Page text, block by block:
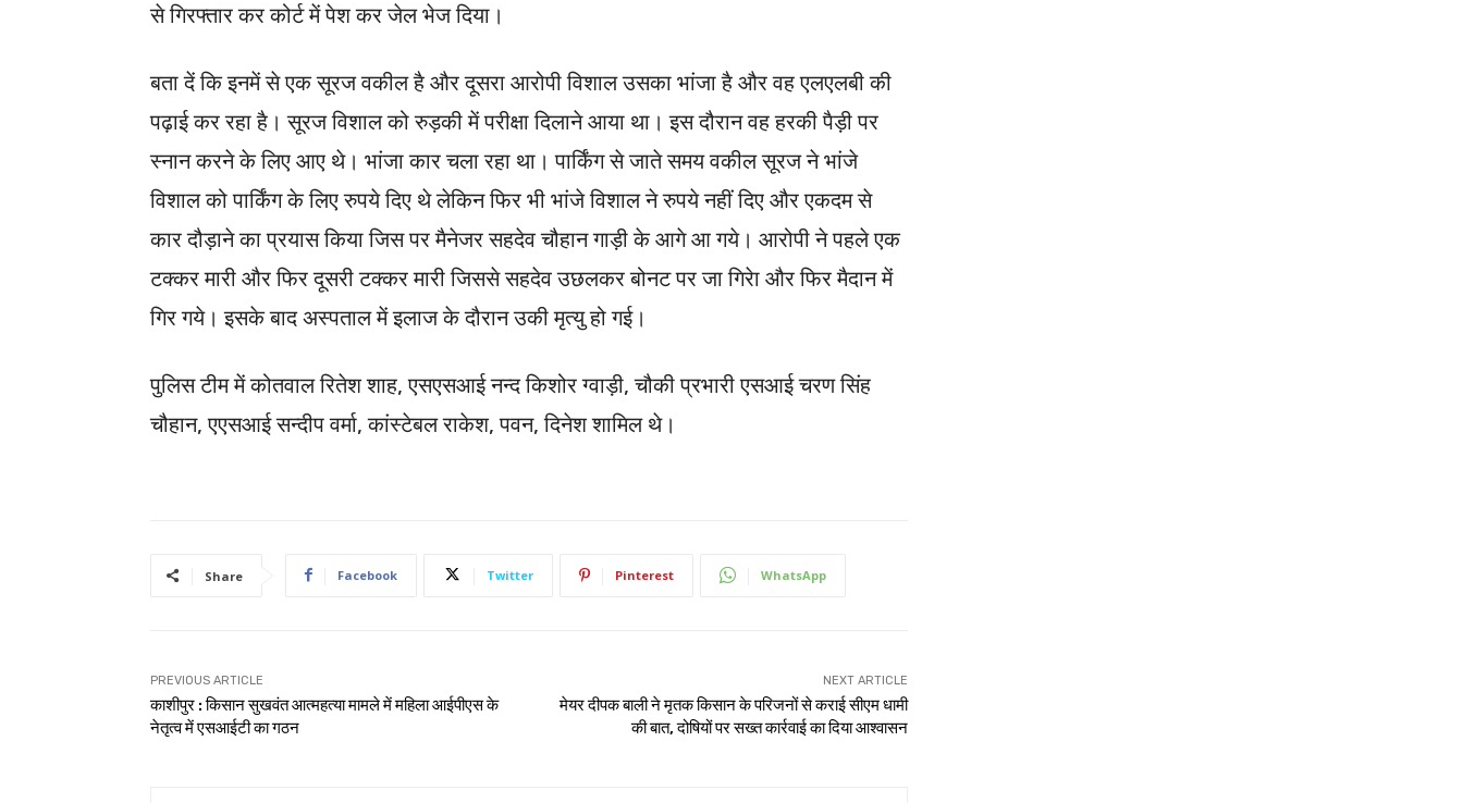
से गिरफ्तार कर कोर्ट में पेश कर जेल भेज दिया।
बता दें कि इनमें से एक सूरज वकील है और दूसरा आरोपी विशाल उसका भांजा है और वह एलएलबी की
पढ़ाई कर रहा है। सूरज विशाल को रुड़की में परीक्षा दिलाने आया था। इस दौरान वह हरकी पैड़ी पर
स्नान करने के लिए आए थे। भांजा कार चला रहा था। पार्किंग से जाते समय वकील सूरज ने भांजे
विशाल को पार्किंग के लिए रुपये दिए थे लेकिन फिर भी भांजे विशाल ने रुपये नहीं दिए और एकदम से
कार दौड़ाने का प्रयास किया जिस पर मैनेजर सहदेव चौहान गाड़ी के आगे आ गये। आरोपी ने पहले एक
टक्कर मारी और फिर दूसरी टक्कर मारी जिससे सहदेव उछलकर बोनट पर जा गिरेा और फिर मैदान में
गिर गये। इसके बाद अस्पताल में इलाज के दौरान उकी मृत्यु हो गई।
पुलिस टीम में कोतवाल रितेश शाह, एसएसआई नन्द किशोर ग्वाड़ी, चौकी प्रभारी एसआई चरण सिंह
चौहान, एएसआई सन्दीप वर्मा, कांस्टेबल राकेश, पवन, दिनेश शामिल थे।
Share Facebook Twitter Pinterest WhatsApp
PREVIOUS ARTICLE
काशीपुर : किसान सुखवंत आत्महत्या मामले में महिला आईपीएस के
नेतृत्व में एसआईटी का गठन
NEXT ARTICLE
मेयर दीपक बाली ने मृतक किसान के परिजनों से कराई सीएम धामी
की बात, दोषियों पर सख्त कार्रवाई का दिया आश्वासन